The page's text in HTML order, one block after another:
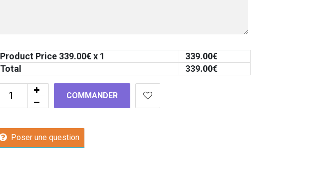
Product Price 339.00€ x 1 339.00€
Total
339.00€
COMMANDER
Poser une question